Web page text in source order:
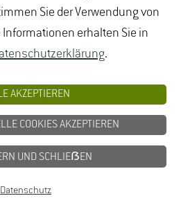
Weinkorken ; Teil II
und Verarbeitung
; Teil III
Grundlagen der
und
Sie der Verwendung von
Informationen erhalten Sie in
.
AKZEPTIEREN
COOKIES AKZEPTIEREN
UND SCHLIEẞEN
Datenschutz